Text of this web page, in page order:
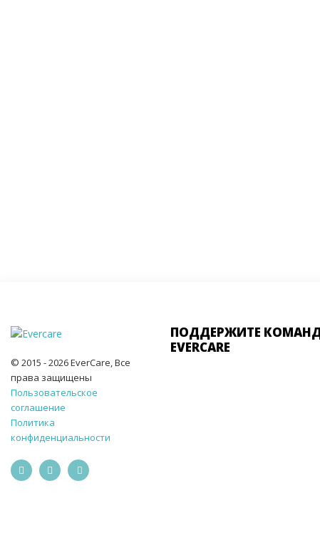
© 2015 - 2026 EverCare, Все
права защищены
Пользовательское
соглашение
Политика
конфиденциальности
ПОДДЕРЖИТЕ
EVERCARE